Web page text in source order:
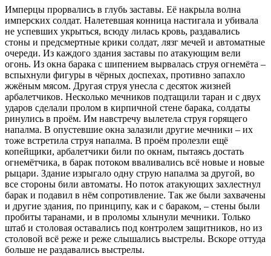
Имперцы прорвались в глубь заставы. Её накрыла волна
имперских солдат. Налетевшая конница настигала и убивала
не успевших укрыться, всюду лилась кровь, раздавались
стоны и предсмертные крики солдат, лязг мечей и автоматные
очереди. Из каждого здания заставы по атакующим вели
огонь. Из окна барака с шипением вырвалась струя огнемёта –
вспыхнули фигуры в чёрных доспехах, противно запахло
жжёным мясом. Другая струя унесла с десяток жизней
арбалетчиков. Несколько мечников подтащили таран и с двух
ударов сделали пролом в кирпичной стене барака, солдаты
ринулись в проём. Им навстречу вылетела струя горящего
напалма. В опустевшие окна залазили другие мечники – их
тоже встретила струя напалма. В проём пролезли ещё
копейщики, арбалетчики били по окнам, пытаясь достать
огнемётчика, в барак потоком вваливались всё новые и новые
рыцари. Здание изрыгало одну струю напалма за другой, во
все стороны били автоматы. Но поток атакующих захлестнул
барак и подавил в нём сопротивление. Так же были захвачены
и другие здания, по принципу, как и с бараком, – стены были
пробиты таранами, и в проломы хлынули мечники. Только
штаб и столовая оставались под контролем защитников, но из
столовой всё реже и реже слышались выстрелы. Вскоре оттуда
больше не раздавались выстрелы.